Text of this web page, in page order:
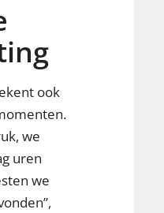
ook
we
uren
we